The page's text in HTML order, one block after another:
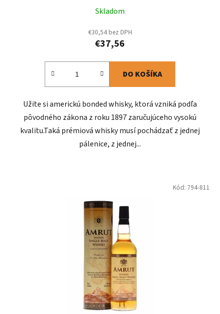
Skladom
€30,54 bez DPH
€37,56
DO KOŠÍKA
Užite si americkú bonded whisky, ktorá vzniká podľa
pôvodného zákona z roku 1897 zaručujúceho vysokú
kvalitu.Taká prémiová whisky musí pochádzať z jednej
pálenice, z jednej...
Kód: 794-811